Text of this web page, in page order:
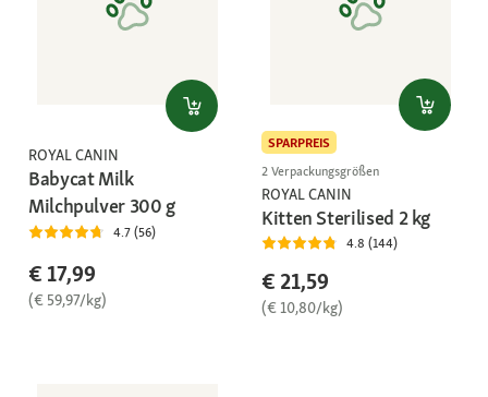
ROYAL CANIN
Babycat Milk
Milchpulver 300 g
4.7 (56)
€ 17,99
(€ 59,97/kg)
SPARPREIS
2 Verpackungsgrößen
ROYAL CANIN
Kitten Sterilised 2 kg
4.8 (144)
€ 21,59
(€ 10,80/kg)